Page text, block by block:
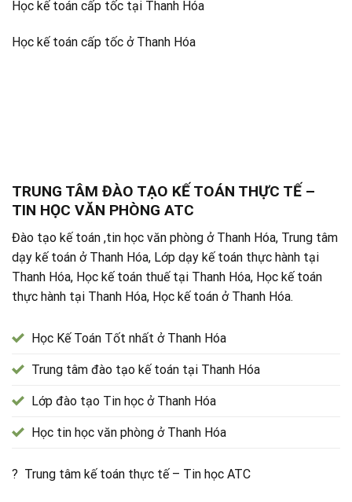
Học kế toán cấp tốc tại Thanh Hóa
Học kế toán cấp tốc ở Thanh Hóa
TRUNG TÂM ĐÀO TẠO KẾ TOÁN THỰC TẾ –
TIN HỌC VĂN PHÒNG ATC
Đào tạo kế toán ,tin học văn phòng ở Thanh Hóa, Trung tâm
dạy kế toán ở Thanh Hóa, Lớp dạy kế toán thực hành tại
Thanh Hóa, Học kế toán thuế tại Thanh Hóa, Học kế toán
thực hành tại Thanh Hóa, Học kế toán ở Thanh Hóa.
Học Kế Toán Tốt nhất ở Thanh Hóa
Trung tâm đào tạo kế toán tại Thanh Hóa
Lớp đào tạo Tin học ở Thanh Hóa
Học tin học văn phòng ở Thanh Hóa
? Trung tâm kế toán thực tế – Tin học ATC